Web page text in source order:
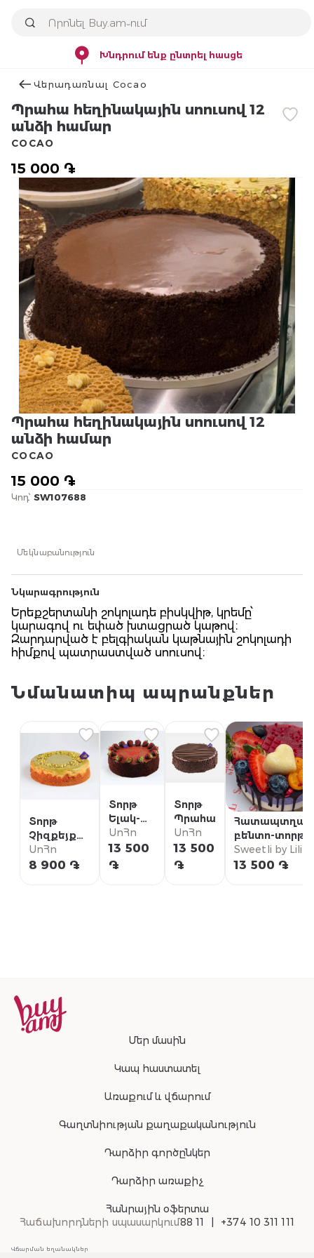
Խնդրում ենք ընտրել հասցե
Վերադառնալ Cocao
Պրահա հեղինակային սոուսով 12
անձի համար
15 000 ֏
COCAO
Պրահա հեղինակային սոուսով 12
անձի համար
15 000 ֏
COCAO
Կոդ՝ SW107688
Մեկնաբանություն
Նկարագրություն
Երեքշերտանի շոկոլադե բիսկվիթ, կրեմը՝
կարագով ու եփած խտացրած կաթով։
Զարդարված է բելգիական կաթնային շոկոլադի
հիմքով պատրաստված սոուսով։
Նմանատիպ ապրանքներ
Տորթ
Չիզքեյք
Պիստակով
փոքր
ՍոՀո
8 900 ֏
Տորթ
Ելակ-
Շոկոլադ
ՍոՀո
13 500
֏
Տորթ
Պրահա
ՍոՀո
13 500
֏
բենտո-տորթ
հապալասով և
ազնվամորիով
Sweetli by Lilit
13 500 ֏
Մեր մասին
Կապ հաստատել
Առաքում և վճարում
Գաղտնիության քաղաքականություն
Դարձիր գործընկեր
Դարձիր առաքիչ
Հանրային օֆերտա
Հաճախորդների սպասարկում88 11 +374 10 311 111
Վճարման եղանակներ